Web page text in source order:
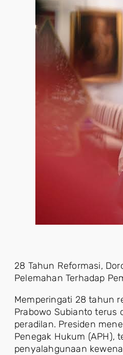
28 Tahun Reformasi,
Pelemahan Terhadap
Memperingati 28 tahun
Prabowo Subianto terus
peradilan. Presiden
Penegak Hukum (APH),
penyalahgunaan